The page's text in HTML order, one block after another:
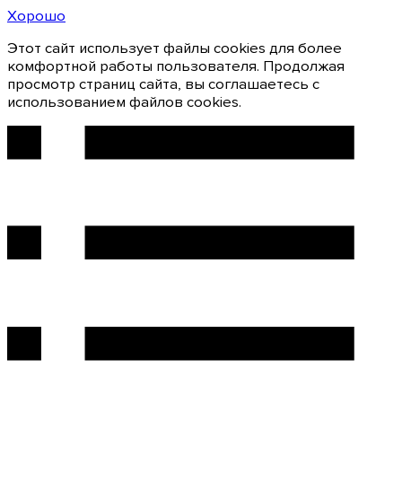
Хорошо
Этот сайт использует файлы cookies для более
комфортной работы пользователя. Продолжая
просмотр страниц сайта, вы соглашаетесь с
использованием файлов cookies.